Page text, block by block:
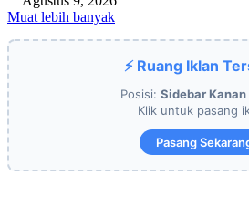
Muat lebih banyak
⚡ Ruang Iklan
Posisi: Sidebar Kanan
Klik untuk pasang
Pasang